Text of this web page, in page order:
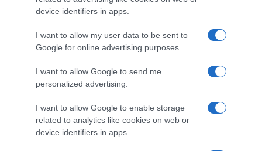
device identifiers in apps.
I want to allow my user data to be sent to
Google for online advertising purposes.
I want to allow Google to send me
personalized advertising.
I want to allow Google to enable storage
related to analytics like cookies on web or
device identifiers in apps.